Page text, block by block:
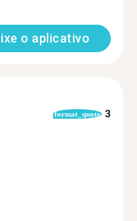
o aplicativo
format_quote 3